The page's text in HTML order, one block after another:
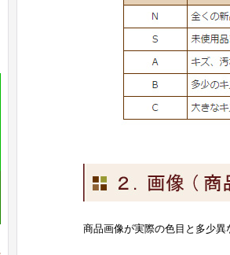
商品画像が実際の色目と多少